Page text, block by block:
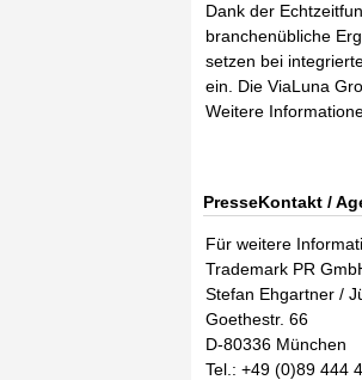
Dank der
branchenübliche
setzen bei
ein. Die ViaLuna
Weitere
PresseKontakt /
Für weitere
Trademark PR
Stefan Ehgartner /
Goethestr. 66
D-80336 München
Tel.: +49 (0)89 444